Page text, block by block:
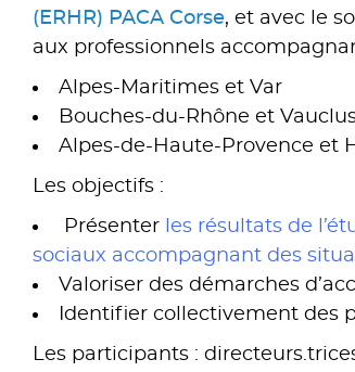
(ERHR) PACA Corse, et avec le
aux professionnels
Alpes-Maritimes et Var
Bouches-du-Rhône et
Alpes-de-Haute-Provence et
Les objectifs :
Présenter les résultats de
sociaux accompagnant des
Valoriser des démarches
Identifier collectivement des
Les participants :